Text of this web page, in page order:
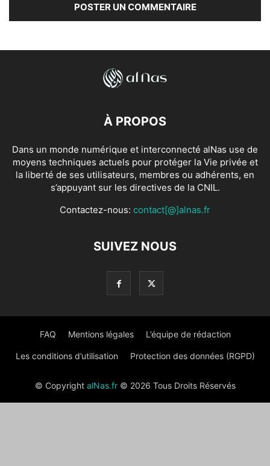
À PROPOS
Dans un monde numérique et interconnecté alNas use de
moyens techniques actuels pour protéger la Vie privée et
la liberté de ses utilisateurs, membres ou adhérents, en
s’appuyant sur les directives de la CNIL.
Contactez-nous: contact[@]alnas.fr
SUIVEZ NOUS
FAQ Mentions légales L’équipe de rédaction
Les conditions d’utilisation Protection des données (RGPD)
© Copyright alNas.fr© 2026 Tous Droits Réservés